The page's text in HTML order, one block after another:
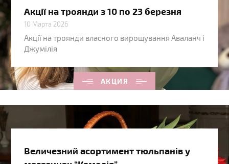
АКЦИЯ
Акції на троянди з 10 по 23 березня
10 Марта 2026
Акції на троянди власного вирощування Аваланч і
Джумілія
Величезний асортимент тюльпанів у